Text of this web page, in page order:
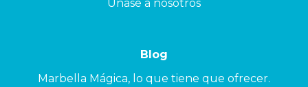
Unase a nosotros
Blog
Marbella Mágica, lo que tiene que ofrecer.